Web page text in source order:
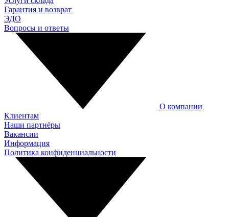
Гарантия и возврат
ЭДО
Вопросы и ответы
О компании
Клиентам
Наши партнёры
Вакансии
Информация
Политика конфиденциальности